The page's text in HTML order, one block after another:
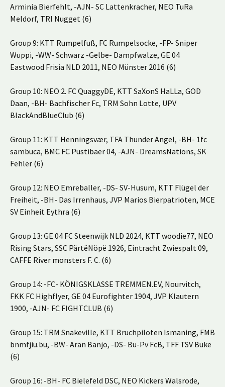
Arminia Bierfehlt, -AJN- SC Lattenkracher, NEO TuRa
Meldorf, TRI Nugget (6)
Group 9: KTT Rumpelfuß, FC Rumpelsocke, -FP- Sniper
Wuppi, -WW- Schwarz -Gelbe- Dampfwalze, GE 04
Eastwood Frisia NLD 2011, NEO Münster 2016 (6)
Group 10: NEO 2. FC QuaggyDE, KTT SaXonS HaLLa, GOD
Daan, -BH- Bachfischer Fc, TRM Sohn Lotte, UPV
BlackAndBlueClub (6)
Group 11: KTT Henningsvær, TFA Thunder Angel, -BH- 1fc
sambuca, BMC FC Pustibaer 04, -AJN- DreamsNations, SK
Fehler (6)
Group 12: NEO Emreballer, -DS- SV-Husum, KTT Flügel der
Freiheit, -BH- Das Irrenhaus, JVP Marios Bierpatrioten, MCE
SV Einheit Eythra (6)
Group 13: GE 04 FC Steenwijk NLD 2024, KTT woodie77, NEO
Rising Stars, SSC PärtëNöpë 1926, Eintracht Zwiespalt 09,
CAFFE River monsters F. C. (6)
Group 14: -FC- KÖNIGSKLASSE TREMMEN.EV, Nourvitch,
FKK FC Highflyer, GE 04 Eurofighter 1904, JVP Klautern
1900, -AJN- FC FIGHTCLUB (6)
Group 15: TRM Snakeville, KTT Bruchpiloten Ismaning, FMB
bnmfjiu.bu, -BW- Aran Banjo, -DS- Bu-Pv FcB, TFF TSV Buke
(6)
Group 16: -BH- FC Bielefeld DSC, NEO Kickers Walsrode,